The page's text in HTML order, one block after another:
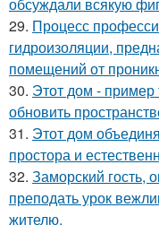
29. Процесс
гидроизоляции,
помещений от
30. Этот дом - пример
обновить
31. Этот дом
простора и
32. Заморский гость,
преподать урок
жителю.